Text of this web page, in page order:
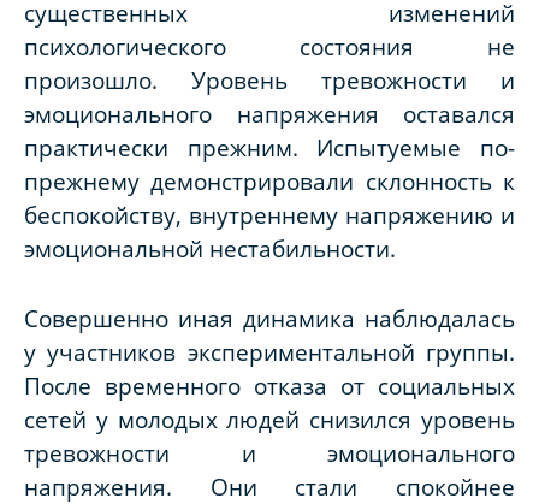
существенных изменений
психологического состояния не
произошло. Уровень тревожности и
эмоционального напряжения оставался
практически прежним. Испытуемые по-
прежнему демонстрировали склонность к
беспокойству, внутреннему напряжению и
эмоциональной нестабильности.
Совершенно иная динамика наблюдалась
у участников экспериментальной группы.
После временного отказа от социальных
сетей у молодых людей снизился уровень
тревожности и эмоционального
напряжения. Они стали спокойнее